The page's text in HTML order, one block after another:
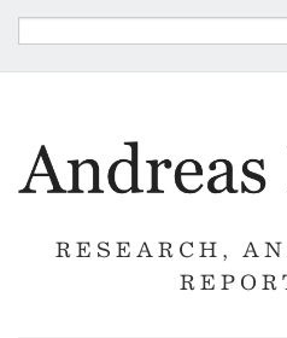
RESEARCH,